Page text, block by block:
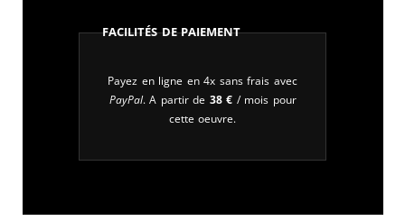
Facilités de paiement
Payez en ligne en 4x sans frais avec
PayPal. A partir de 38 € / mois pour
cette oeuvre.